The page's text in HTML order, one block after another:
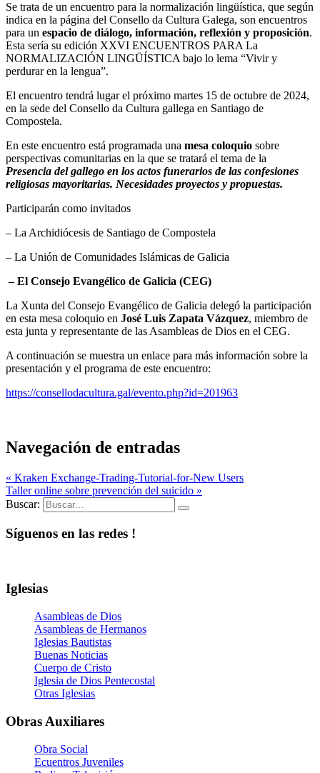
Se trata de un encuentro para la normalización lingüística, que según
indica en la página del Consello da Cultura Galega, son encuentros
para un espacio de diálogo, información, reflexión y proposición.
Esta sería su edición XXVI ENCUENTROS PARA La
NORMALIZACIÓN LINGÜÍSTICA bajo lo lema “Vivir y
perdurar en la lengua”.
El encuentro tendrá lugar el próximo martes 15 de octubre de 2024,
en la sede del Consello da Cultura gallega en Santiago de
Compostela.
En este encuentro está programada una mesa coloquio sobre
perspectivas comunitarias en la que se tratará el tema de la
Presencia del gallego en los actos funerarios de las confesiones
religiosas mayoritarias. Necesidades proyectos y propuestas.
Participarán como invitados
– La Archidiócesis de Santiago de Compostela
– La Unión de Comunidades Islámicas de Galicia
– El Consejo Evangélico de Galicia (CEG)
La Xunta del Consejo Evangélico de Galicia delegó la participación
en esta mesa coloquio en José Luis Zapata Vázquez, miembro de
esta junta y representante de las Asambleas de Dios en el CEG.
A continuación se muestra un enlace para más información sobre la
presentación y el programa de este encuentro:
https://consellodacultura.gal/evento.php?id=201963
Navegación de entradas
« Kraken Exchange-Trading-Tutorial-for-New Users
Taller online sobre prevención del suicido »
Buscar:
Síguenos en las redes !
Iglesias
Asambleas de Dios
Asambleas de Hermanos
Iglesias Bautistas
Buenas Noticias
Cuerpo de Cristo
Iglesia de Dios Pentecostal
Otras Iglesias
Obras Auxiliares
Obra Social
Ecuentros Juveniles